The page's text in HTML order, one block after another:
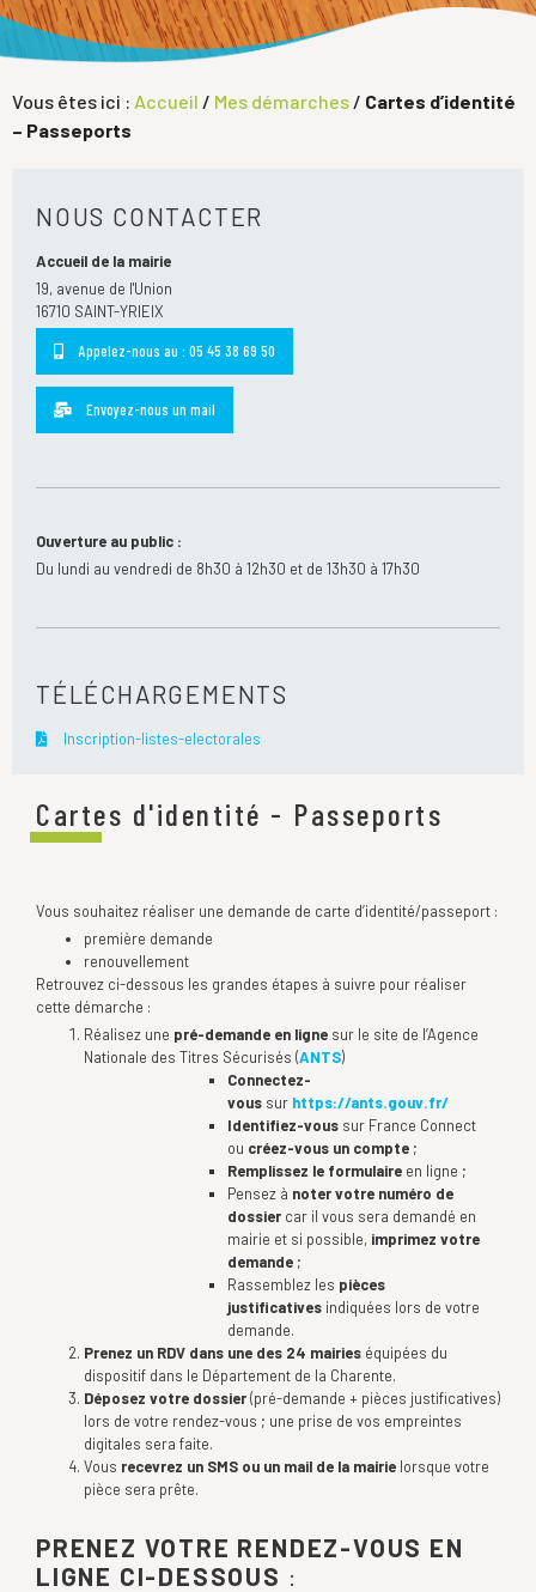
Vous êtes ici : Accueil / Mes démarches / Cartes d’identité
– Passeports
Cartes d'identité - Passeports
Vous souhaitez réaliser une demande de carte d’identité/passeport :
première demande
renouvellement
Retrouvez ci-dessous les grandes étapes à suivre pour réaliser
cette démarche :
Réalisez une pré-demande en ligne sur le site de l’Agence
Nationale des Titres Sécurisés (ANTS)
Connectez-
vous sur https://ants.gouv.fr/
Identifiez-vous sur France Connect
ou créez-vous un compte ;
Remplissez le formulaire en ligne ;
Pensez à noter votre numéro de
dossier car il vous sera demandé en
mairie et si possible, imprimez votre
demande ;
Rassemblez les pièces
justificatives indiquées lors de votre
demande.
Prenez un RDV dans une des 24 mairies équipées du
dispositif dans le Département de la Charente.
Déposez votre dossier(pré-demande + pièces justificatives)
lors de votre rendez-vous ; une prise de vos empreintes
digitales sera faite.
Vous recevrez un SMS ou un mail de la mairie lorsque votre
pièce sera prête.
PRENEZ VOTRE RENDEZ-VOUS EN
LIGNE CI-DESSOUS :
NOUS CONTACTER
Accueil de la mairie
19, avenue de l'Union
16710 SAINT-YRIEIX
Appelez-nous au : 05 45 38 69 50
Envoyez-nous un mail
Ouverture au public :
Du lundi au vendredi de 8h30 à 12h30 et de 13h30 à 17h30
TÉLÉCHARGEMENTS
Inscription-listes-electorales